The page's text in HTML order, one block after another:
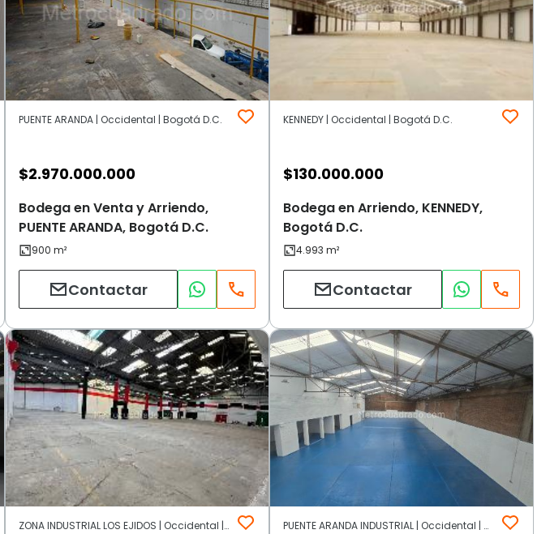
PUENTE ARANDA | Occidental | Bogotá D.C.
$2.970.000.000
Bodega en Venta y Arriendo,
PUENTE ARANDA, Bogotá D.C.
Contactar
KENNEDY | Occidental | Bogotá D.C.
$130.000.000
Bodega en Arriendo, KENNEDY,
Bogotá D.C.
Contactar
ZONA INDUSTRIAL LOS EJIDOS | Occidental | Bogotá D.C. PUENTE ARANDA INDUSTRIAL | Occidental | Bogotá D.C.